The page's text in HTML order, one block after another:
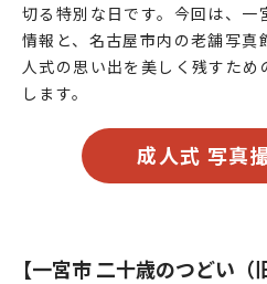
切る特別な日です。今回は、一
情報と、名古屋市内の老舗写真
人式の思い出を美しく残すた
します。
成人式 写真
【一宮市 二十歳のつどい（